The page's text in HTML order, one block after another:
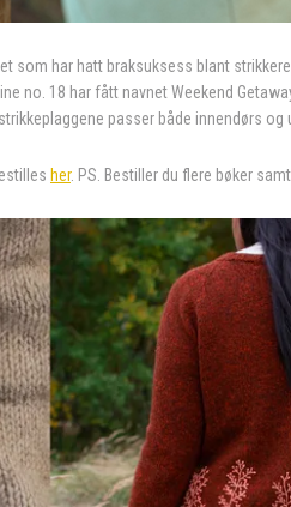
som har hatt braksuksess blant
no. 18 har fått navnet Weekend
passer både innendørs
her. PS. Bestiller du flere bøker